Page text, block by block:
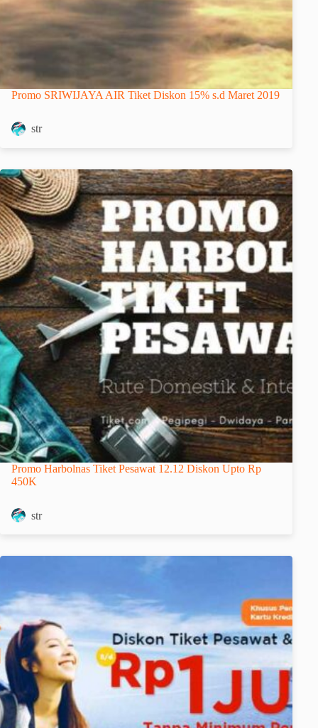
Promo SRIWIJAYA AIR Tiket Diskon 15% s.d Maret 2019
str
Promo Harbolnas Tiket Pesawat 12.12 Diskon Upto Rp
450K
str